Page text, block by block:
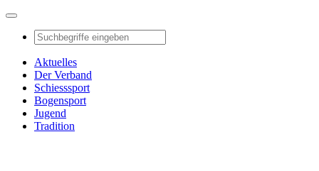
Aktuelles
Der Verband
Schiesssport
Bogensport
Jugend
Tradition